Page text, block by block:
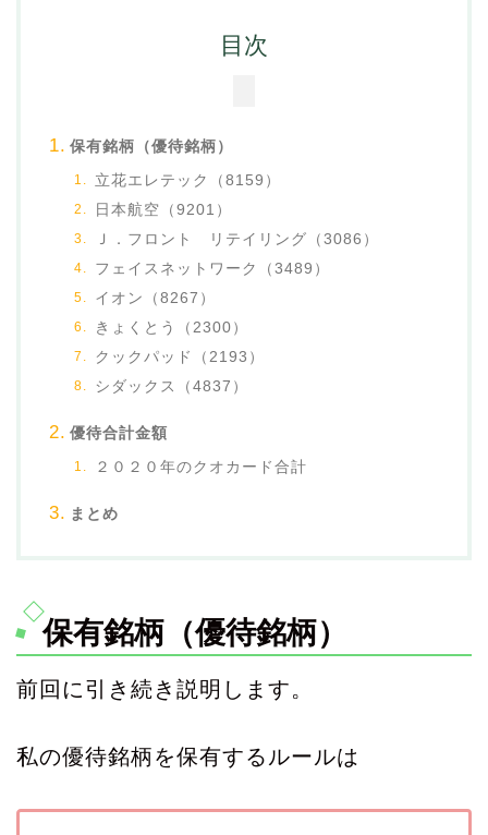
目次
保有銘柄（優待銘柄）
立花エレテック（8159）
日本航空（9201）
Ｊ．フロント リテイリング（3086）
フェイスネットワーク（3489）
イオン（8267）
きょくとう（2300）
クックパッド（2193）
シダックス（4837）
優待合計金額
２０２０年のクオカード合計
まとめ
保有銘柄（優待銘柄）
前回に引き続き説明します。
私の優待銘柄を保有するルールは